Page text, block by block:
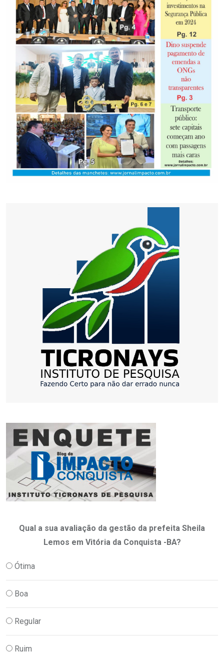
Qual a sua avaliação da gestão da prefeita Sheila
Lemos em Vitória da Conquista -BA?
Ótima
Boa
Regular
Ruim